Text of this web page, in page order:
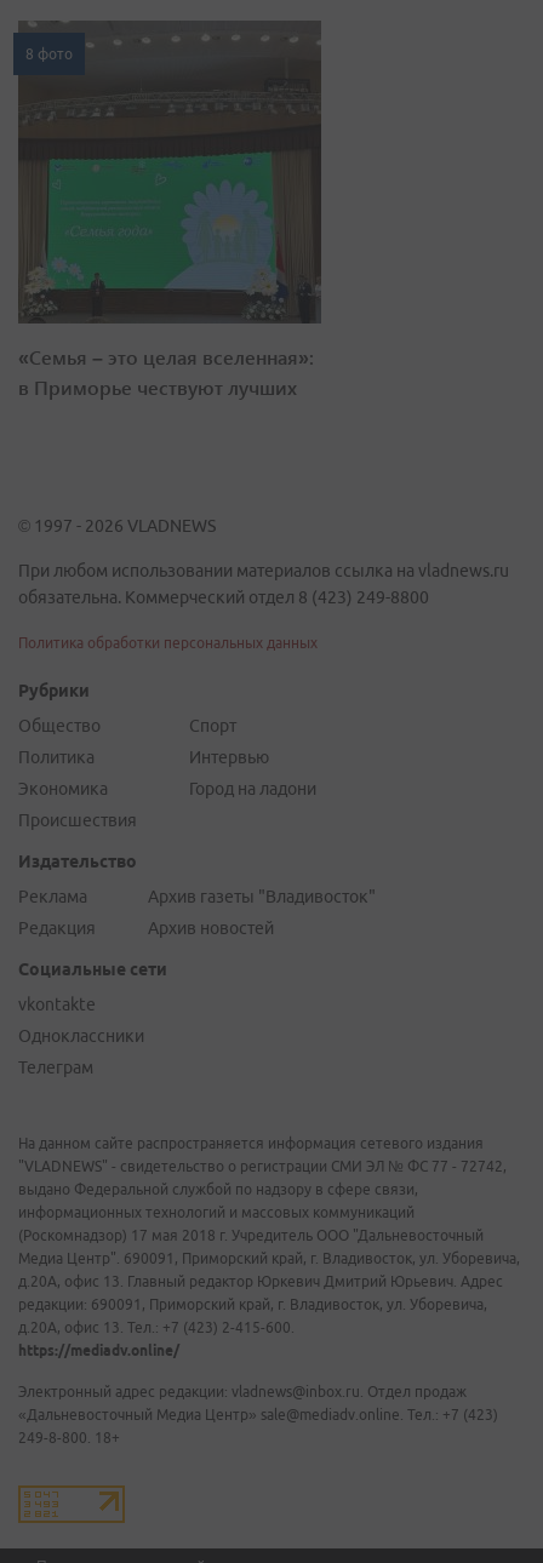
8 фото
«Семья – это целая вселенная»:
в Приморье чествуют лучших
© 1997 - 2026 VLADNEWS
При любом использовании материалов ссылка на vladnews.ru
обязательна. Коммерческий отдел 8 (423) 249-8800
Политика обработки персональных данных
Рубрики
Общество
Политика
Экономика
Происшествия
Спорт
Интервью
Город на ладони
Издательство
Реклама
Редакция
Архив газеты "Владивосток"
Архив новостей
Социальные сети
vkontakte
Одноклассники
Телеграм
На данном сайте распространяется информация сетевого издания
"VLADNEWS" - свидетельство о регистрации СМИ ЭЛ № ФС 77 - 72742,
выдано Федеральной службой по надзору в сфере связи,
информационных технологий и массовых коммуникаций
(Роскомнадзор) 17 мая 2018 г. Учредитель ООО "Дальневосточный
Медиа Центр". 690091, Приморский край, г. Владивосток, ул. Уборевича,
д.20А, офис 13. Главный редактор Юркевич Дмитрий Юрьевич. Адрес
редакции: 690091, Приморский край, г. Владивосток, ул. Уборевича,
д.20А, офис 13. Тел.: +7 (423) 2-415-600.
https://mediadv.online/
Электронный адрес редакции: vladnews@inbox.ru. Отдел продаж
«Дальневосточный Медиа Центр» sale@mediadv.online. Тел.: +7 (423)
249-8-800. 18+